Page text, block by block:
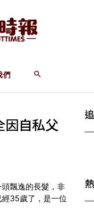
們
自私父
飄逸的長髮，非
35歲了，是一位